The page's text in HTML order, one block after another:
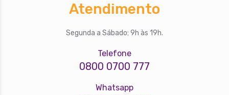
Atendimento
Segunda a Sábado: 9h às 19h.
Telefone
0800 0700 777
Whatsapp